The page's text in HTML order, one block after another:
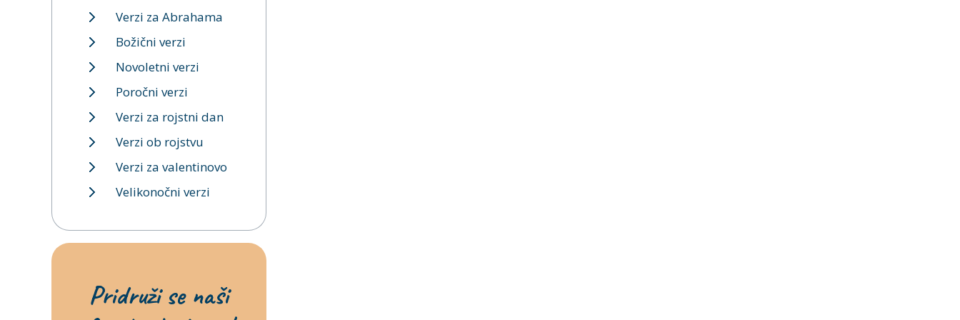
Verzi za Abrahama
Božični verzi
Novoletni verzi
Poročni verzi
Verzi za rojstni dan
Verzi ob rojstvu
Verzi za valentinovo
Velikonočni verzi
Pridruži se naši